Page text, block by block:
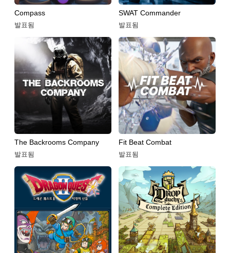
Compass
발표됨
SWAT Commander
발표됨
The Backrooms Company
발표됨
Fit Beat Combat
발표됨